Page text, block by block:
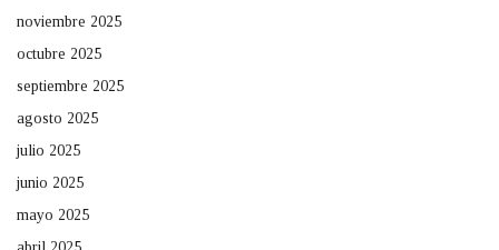
noviembre 2025
octubre 2025
septiembre 2025
agosto 2025
julio 2025
junio 2025
mayo 2025